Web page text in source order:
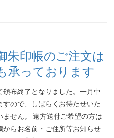
朱印帳のご注文は
承っております
頒布終了となりました。一月中
すので、しばらくお待たせいた
ません。 遠方送付ご希望の方は
からお名前・ご住所等お知らせ